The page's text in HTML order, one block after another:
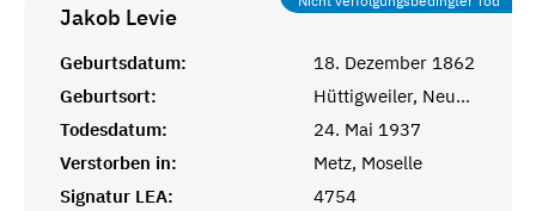
Jakob Levie
Geburtsdatum:
18. Dezember 1862
Geburtsort:
Hüttigweiler, Neunkirchen
Todesdatum:
24. Mai 1937
Verstorben in:
Metz, Moselle
Signatur LEA:
4754